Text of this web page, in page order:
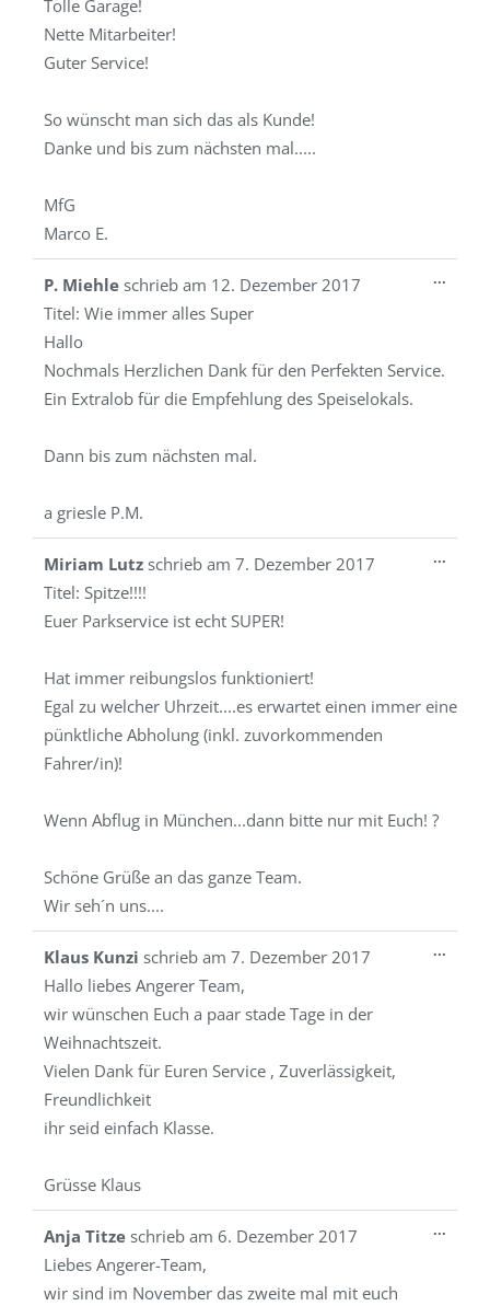
Tolle Garage!
Nette Mitarbeiter!
Guter Service!
So wünscht man sich das als Kunde!
Danke und bis zum nächsten mal.....
MfG
Marco E.
P. Miehle schrieb am 12. Dezember 2017
Titel: Wie immer alles Super
Hallo
Nochmals Herzlichen Dank für den Perfekten Service.
Ein Extralob für die Empfehlung des Speiselokals.
Dann bis zum nächsten mal.
a griesle P.M.
...
Miriam Lutz schrieb am 7. Dezember 2017
Titel: Spitze!!!!
Euer Parkservice ist echt SUPER!
Hat immer reibungslos funktioniert!
Egal zu welcher Uhrzeit....es erwartet einen immer eine
pünktliche Abholung (inkl. zuvorkommenden
Fahrer/in)!
Wenn Abflug in München...dann bitte nur mit Euch! ?
Schöne Grüße an das ganze Team.
Wir seh´n uns....
...
Klaus Kunzi schrieb am 7. Dezember 2017
Hallo liebes Angerer Team,
wir wünschen Euch a paar stade Tage in der
Weihnachtszeit.
Vielen Dank für Euren Service , Zuverlässigkeit,
Freundlichkeit
ihr seid einfach Klasse.
Grüsse Klaus
...
Anja Titze schrieb am 6. Dezember 2017
Liebes Angerer-Team,
wir sind im November das zweite mal mit euch
...